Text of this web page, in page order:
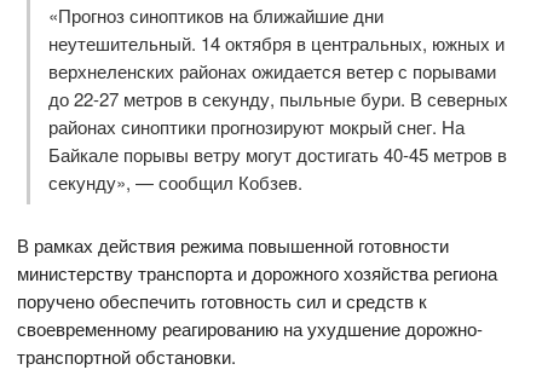
«Прогноз синоптиков на ближайшие дни
неутешительный. 14 октября в центральных, южных и
верхнеленских районах ожидается ветер с порывами
до 22-27 метров в секунду, пыльные бури. В северных
районах синоптики прогнозируют мокрый снег. На
Байкале порывы ветру могут достигать 40-45 метров в
секунду», — сообщил Кобзев.
В рамках действия режима повышенной готовности
министерству транспорта и дорожного хозяйства региона
поручено обеспечить готовность сил и средств к
своевременному реагированию на ухудшение дорожно-
транспортной обстановки.